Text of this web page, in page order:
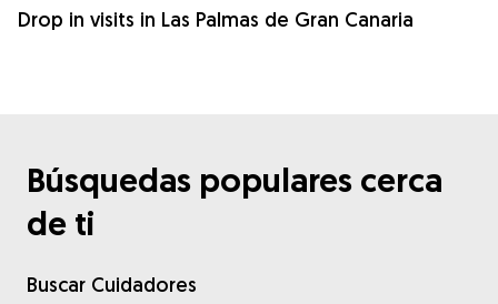
Drop in visits in Las Palmas de Gran Canaria
Búsquedas populares cerca
de ti
Buscar Cuidadores